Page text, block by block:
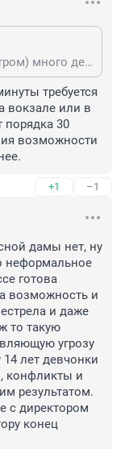
через детектор проходит сразу (утром) много детей. а заете ли вы, что надо чтобы каждый выложил все метал предметы и показал открытую сумку? а теперь решите задачу, если на 1 ученика требуется 3 минуты, сколько надо времени, чтобы пропустить всю школу? далее, сколько надо денег, чтобы детекторов и охранников стало больше в 5 раз?
требуется
вокзале или в
порядка 30
возможности
+1 –1
дамы нет, ну
неформальное
готова
возможность и
и даже
то такую
угрозу
лет девчонки
конфликты и
результатом.
с директором
конец